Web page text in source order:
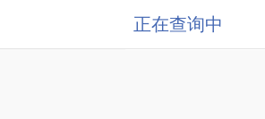
正在查询中